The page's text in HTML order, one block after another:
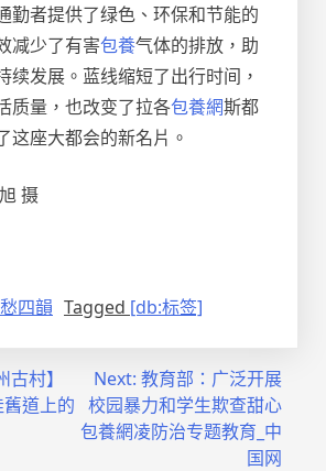
勤者提供了绿色、环保和节能的
减少了有害包養气体的排放，助
续发展。蓝线缩短了出行时间，
质量，也改变了拉各包養網斯都
这座大都会的新名片。
摄
四韻 Tagged [db:标签]
古村】
道上的
Next: 教育部：广泛开展
校园暴力和学生欺查甜心
包養網凌防治专题教育_中
国网